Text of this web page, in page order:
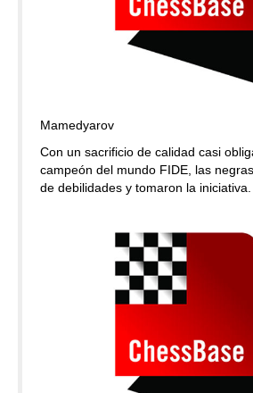
Mamedyarov
Con un sacrificio de calidad casi
campeón del mundo FIDE, las
de debilidades y tomaron la iniciativa.